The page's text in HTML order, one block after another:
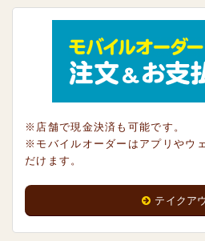
※店舗で現金決済も可能です。
※モバイルオーダーはアプリやウ
だけます。
テイクア